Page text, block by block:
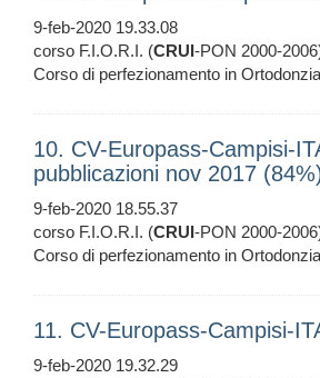
9-feb-2020 19.33.08
corso F.I.O.R.I. (CRUI-PON 2000-
Corso di perfezionamento in Ortodonzia
10. CV-Europass-Campisi-
pubblicazioni nov 2017
9-feb-2020 18.55.37
corso F.I.O.R.I. (CRUI-PON 2000-
Corso di perfezionamento in Ortodonzia
11. CV-Europass-Campisi-
9-feb-2020 19.32.29